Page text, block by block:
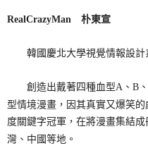
RealCrazyMan 朴東宣
韓國慶北大學視覺情報設計
創造出戴著四種血型A、B、
型情境漫畫，因其真實又爆笑
度關鍵字冠軍，在將漫畫集結
灣、中國等地。